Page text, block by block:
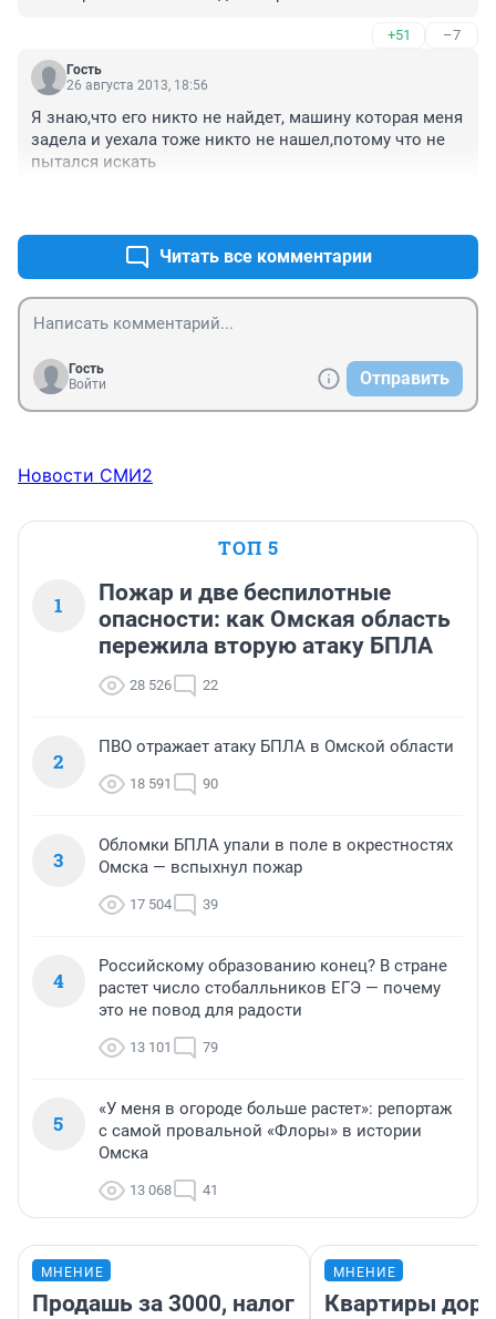
+51 –7
Гость
26 августа 2013, 18:56
Я знаю,что его никто не найдет, машину которая меня
задела и уехала тоже никто не нашел,потому что не
пытался искать
Читать все комментарии
Гость
Войти
Отправить
Новости СМИ2
ТОП 5
1
Пожар и две беспилотные
опасности: как Омская область
пережила вторую атаку БПЛА
28 526 22
2
ПВО отражает атаку БПЛА в Омской области
18 591 90
3
Обломки БПЛА упали в поле в окрестностях
Омска — вспыхнул пожар
17 504 39
4
Российскому образованию конец? В стране
растет число стобалльников ЕГЭ — почему
это не повод для радости
13 101 79
5
«У меня в огороде больше растет»: репортаж
с самой провальной «Флоры» в истории
Омска
13 068 41
МНЕНИЕ
Продашь за 3000, налог
МНЕНИЕ
Квартиры